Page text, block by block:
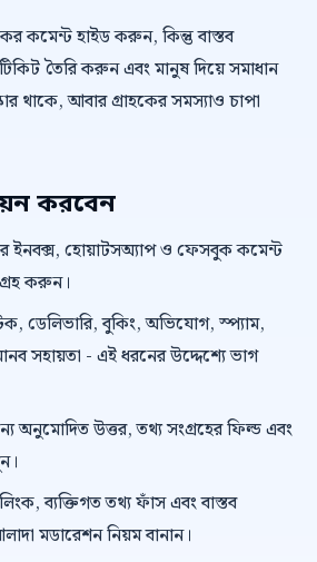
কমেন্ট হাইড করুন, কিন্তু বাস্তব
তৈরি করুন এবং মানুষ দিয়ে সমাধান
থাকে, আবার গ্রাহকের সমস্যাও চাপা
করবেন
ইনবক্স, হোয়াটসঅ্যাপ ও ফেসবুক কমেন্ট
করুন।
ডেলিভারি, বুকিং, অভিযোগ, স্প্যাম,
সহায়তা - এই ধরনের উদ্দেশ্যে ভাগ
অনুমোদিত উত্তর, তথ্য সংগ্রহের ফিল্ড এবং
ব্যক্তিগত তথ্য ফাঁস এবং বাস্তব
মডারেশন নিয়ম বানান।